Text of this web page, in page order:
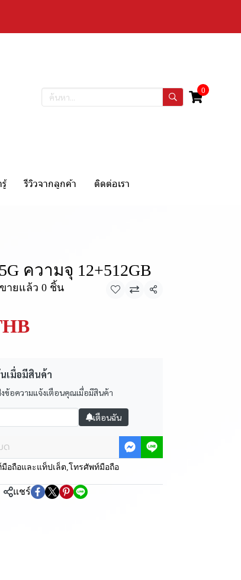
0
รีวิวจากลูกค้า ติดต่อเรา
ความจุ 12+512GB
ขายแล้ว 0 ชิ้น
แชร์
เมื่อมีสินค้า
งข้อความแจ้งเตือนคุณเมื่อมีสินค้า
เตือนฉัน
ด
อถือและแท็ปเล็ต, โทรศัพท์มือถือ
แชร์